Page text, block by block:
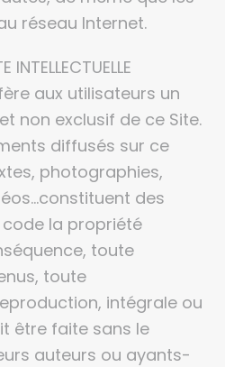
réseau Internet.
INTELLECTUELLE
aux utilisateurs un
non exclusif de ce Site.
diffusés sur ce
photographies,
des
la propriété
toute
toute
intégrale ou
être faite sans le
auteurs ou ayants-